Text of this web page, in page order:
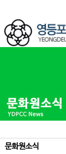
문화원소식